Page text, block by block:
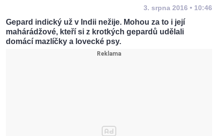
3. srpna 2016 • 10:46
Gepard indický už v Indii nežije. Mohou za to i její
mahárádžové, kteří si z krotkých gepardů udělali
domácí mazlíčky a lovecké psy.